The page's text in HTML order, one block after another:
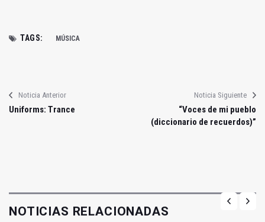
TAGS: MÚSICA
Noticia Anterior
Uniforms: Trance
Noticia Siguiente
“Voces de mi pueblo
(diccionario de recuerdos)”
NOTICIAS RELACIONADAS